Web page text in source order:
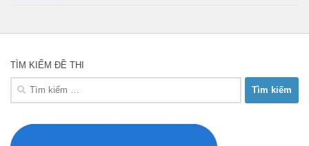
TÌM KIẾM ĐỀ THI
Tìm